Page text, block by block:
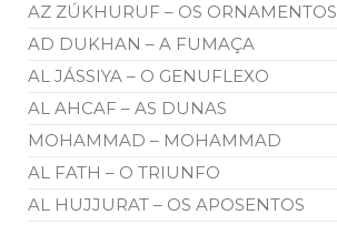
AZ ZÚKHURUF – OS ORNAMENTOS
AD DUKHAN – A FUMAÇA
AL JÁSSIYA – O GENUFLEXO
AL AHCAF – AS DUNAS
MOHAMMAD – MOHAMMAD
AL FATH – O TRIUNFO
AL HUJJURAT – OS APOSENTOS